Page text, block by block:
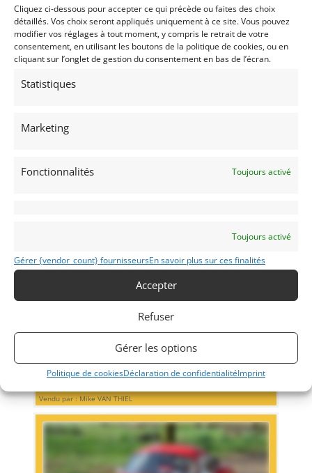
Cliquez ci-dessous pour accepter ce qui précède ou faites des choix
détaillés. Vos choix seront appliqués uniquement à ce site. Vous pouvez
modifier vos réglages à tout moment, y compris le retrait de votre
consentement, en utilisant les boutons de la politique de cookies, ou en
cliquant sur l’onglet de gestion du consentement en bas de l’écran.
Statistiques
Marketing
Fonctionnalités Toujours activé
Toujours activé
Gérer {vendor_count} fournisseursEn savoir plus sur ces finalités
Accepter
Refuser
Gérer les options
Politique de cookiesDéclaration de confidentialitéImprint
4 mars 2024
1 035 vues
Alphi T10 grand prix 1929. Ex-Serge Pozzoli. Voiture unique.
Plus de renseignements sur demande.
Vendu par : Albion Motorcars
15
FORD MUSTANG « SHELBY » 1964 (1964)
(BELGIUM)
Vends Ford Mustang "Shelby" 1964. Voiture du rallye Pékin-
Paris. Eligible pour tous les grands rallyes ou route rapide.
Immatriculée en Allemagne. Prix raisonnable !
Vendu par : Mike VAN THIEL